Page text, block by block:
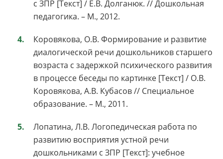
с ЗПР [Текст] / Е.В. Долганюк. // Дошкольная
педагогика. – М., 2012.
Коровякова, О.В. Формирование и развитие
диалогической речи дошкольников старшего
возраста с задержкой психического развития
в процессе беседы по картинке [Текст] / О.В.
Коровякова, А.В. Кубасов // Специальное
образование. – М., 2011.
Лопатина, Л.В. Логопедическая работа по
развитию восприятия устной речи
дошкольниками с ЗПР [Текст]: учебное